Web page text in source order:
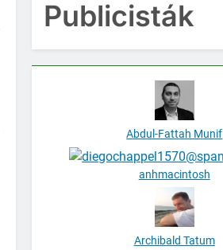
Publicisták
Abdul-Fattah Munif
anhmacintosh
Archibald Tatum